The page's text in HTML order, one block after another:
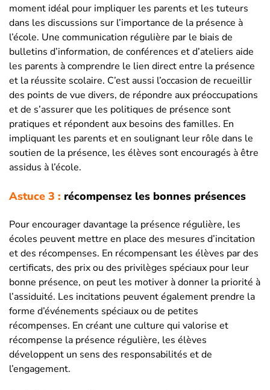
moment idéal pour impliquer les parents et les tuteurs
dans les discussions sur l’importance de la présence à
l’école. Une communication régulière par le biais de
bulletins d’information, de conférences et d’ateliers aide
les parents à comprendre le lien direct entre la présence
et la réussite scolaire. C’est aussi l’occasion de recueillir
des points de vue divers, de répondre aux préoccupations
et de s’assurer que les politiques de présence sont
pratiques et répondent aux besoins des familles. En
impliquant les parents et en soulignant leur rôle dans le
soutien de la présence, les élèves sont encouragés à être
assidus à l’école.
Astuce 3 : récompensez les bonnes présences
Pour encourager davantage la présence régulière, les
écoles peuvent mettre en place des mesures d’incitation
et des récompenses. En récompensant les élèves par des
certificats, des prix ou des privilèges spéciaux pour leur
bonne présence, on peut les motiver à donner la priorité à
l’assiduité. Les incitations peuvent également prendre la
forme d’événements spéciaux ou de petites
récompenses. En créant une culture qui valorise et
récompense la présence régulière, les élèves
développent un sens des responsabilités et de
l’engagement.